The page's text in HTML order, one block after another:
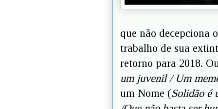
que não decepciona
trabalho de sua
retorno para 2018.
um juvenil / Um
um Nome (Solidão é